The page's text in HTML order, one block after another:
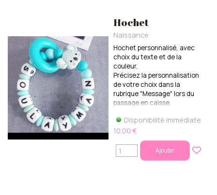
Hochet
Naissance
Hochet personnalisé, avec
choix du texte et de la
couleur.
Précisez la personnalisation
de votre choix dans la
rubrique "Message" lors du
passage en caisse.
Disponibilité immédiate
10.00 €
Ajouter